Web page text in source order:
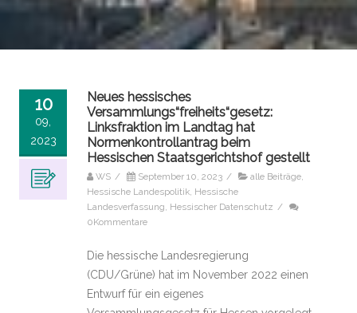
10
09,
2023
Neues hessisches
Versammlungs“freiheits“gesetz:
Linksfraktion im Landtag hat
Normenkontrollantrag beim
Hessischen Staatsgerichtshof gestellt
WS / September 10, 2023 / alle Beiträge
Hessische Landespolitik Hessische
Landesverfassung Hessischer Datenschutz /
0Kommentare
Die hessische Landesregierung
(CDU/Grüne) hat im November 2022 einen
Entwurf für ein eigenes